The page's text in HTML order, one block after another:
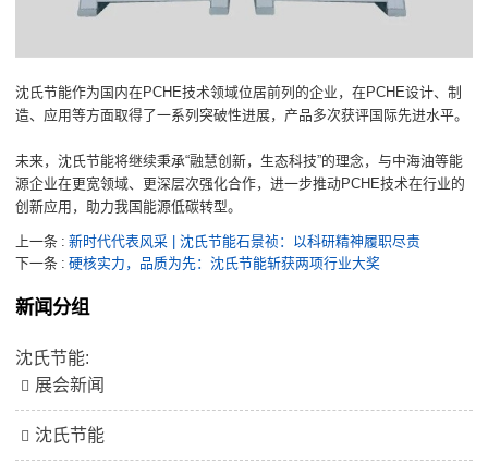
沈氏节能作为国内在PCHE技术领域位居前列的企业，在PCHE设计、制
造、应用等方面取得了一系列突破性进展，产品多次获评国际先进水平。
未来，沈氏节能将继续秉承“融慧创新，生态科技”的理念，与中海油等能
源企业在更宽领域、更深层次强化合作，进一步推动PCHE技术在行业的
创新应用，助力我国能源低碳转型。
上一条
新时代代表风采 | 沈氏节能石景祯：以科研精神履职尽责
下一条
硬核实力，品质为先：沈氏节能斩获两项行业大奖
新闻分组
沈氏节能:
展会新闻
沈氏节能